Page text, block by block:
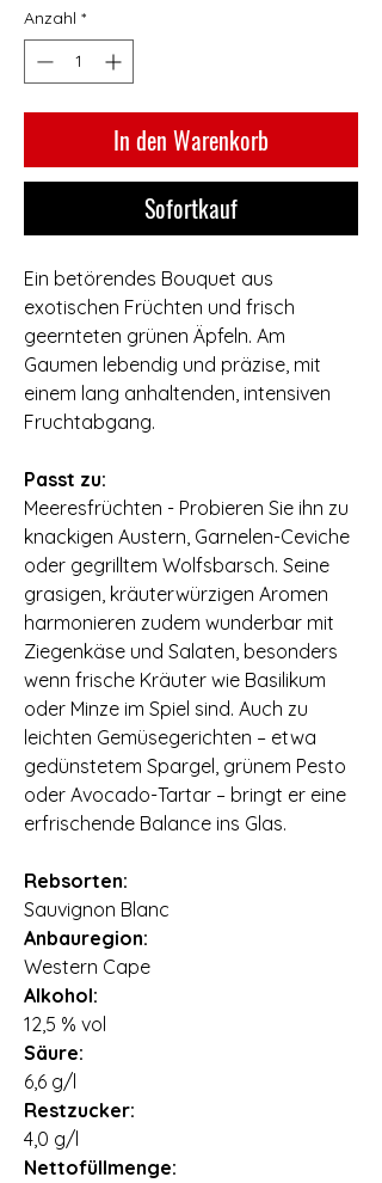
pro
1
Liter
Anzahl *
In den Warenkorb
Sofortkauf
Ein betörendes Bouquet aus
exotischen Früchten und frisch
geernteten grünen Äpfeln. Am
Gaumen lebendig und präzise, mit
einem lang anhaltenden, intensiven
Fruchtabgang.
Passt zu:
Meeresfrüchten - Probieren Sie ihn zu
knackigen Austern, Garnelen-Ceviche
oder gegrilltem Wolfsbarsch. Seine
grasigen, kräuterwürzigen Aromen
harmonieren zudem wunderbar mit
Ziegenkäse und Salaten, besonders
wenn frische Kräuter wie Basilikum
oder Minze im Spiel sind. Auch zu
leichten Gemüse­gerichten – etwa
gedünstetem Spargel, grünem Pesto
oder Avocado-Tartar – bringt er eine
erfrischende Balance ins Glas.
Rebsorten:
Sauvignon Blanc
Anbauregion:
Western Cape
Alkohol:
12,5 % vol
Säure:
6,6 g/l
Restzucker:
4,0 g/l
Nettofüllmenge: